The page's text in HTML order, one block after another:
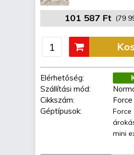
101 587 Ft (79
Elérhetőség:
Szállítási mód:
Cikkszám:
Géptípusok:
Force
mini